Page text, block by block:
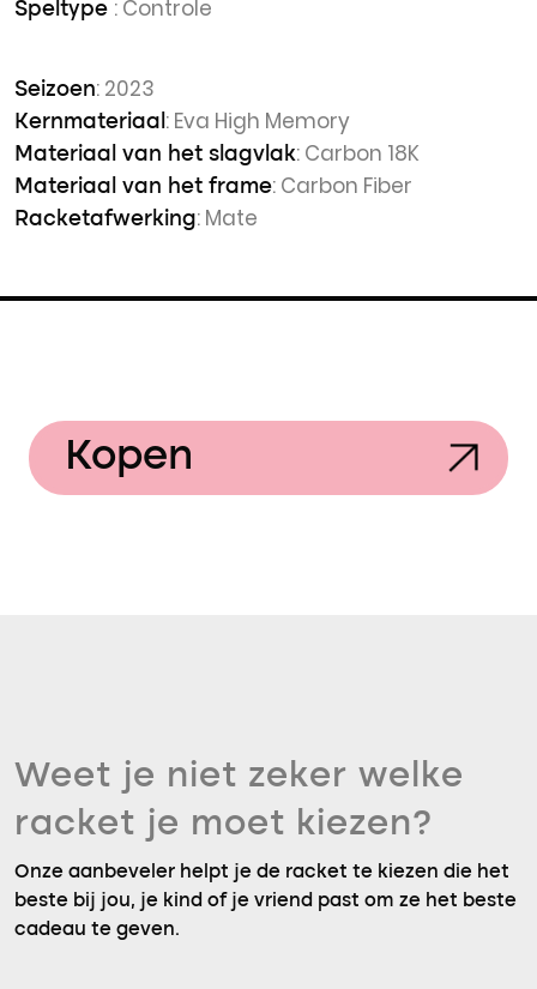
Speltype : Controle
Seizoen: 2023
Kernmateriaal : Eva High Memory
Materiaal van het slagvlak: Carbon 18K
Materiaal van het frame: Carbon Fiber
Racketafwerking: Mate
Kopen
Weet je niet zeker welke
racket je moet kiezen?
Onze aanbeveler helpt je de racket te kiezen die het
beste bij jou, je kind of je vriend past om ze het beste
cadeau te geven.